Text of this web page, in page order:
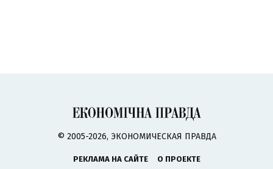
© 2005-2026, ЭКОНОМИЧЕСКАЯ ПРАВДА
РЕКЛАМА НА САЙТЕ
О ПРОЕКТЕ